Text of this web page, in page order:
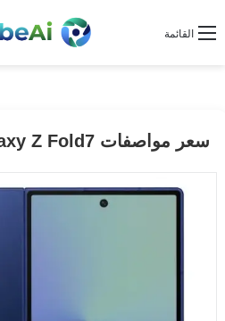
القائمة
سعر مواصفات Samsung Galaxy Z Fold7